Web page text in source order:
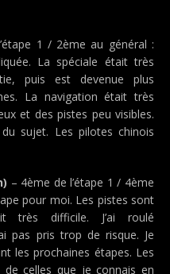
1 / 2ème au général :
La spéciale était très
puis est devenue plus
La navigation était très
et des pistes peu visibles.
sujet. Les pilotes chinois
– 4ème de l’étape 1 / 4ème
pour moi. Les pistes sont
très difficile. J’ai roulé
pas pris trop de risque. Je
les prochaines étapes. Les
celles que je connais en